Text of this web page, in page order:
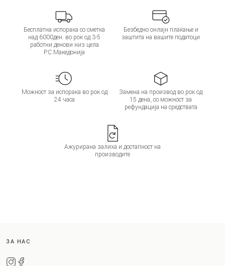
Бесплатна испорака со сметка
над 6000ден. во рок од 3-5
работни денови низ цела
Р.С.Македонија
Безбедно онлајн плаќање и
заштита на вашите податоци
Можност за испорака во рок од
24 часа
Замена на производ во рок од
15 дена, со можност за
рефундација на средствата
Ажурирана залиха и достапност на
производите
ЗА НАС